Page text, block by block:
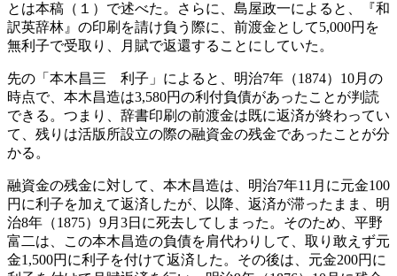
とは本稿（１）で述べた。さらに、島屋政一によると、『和
訳英辞林』の印刷を請け負う際に、前渡金として5,000円を
無利子で受取り、月賦で返還することにしていた。
先の「本木昌三 利子」によると、明治7年（1874）10月の
時点で、本木昌造は3,580円の利付負債があったことが判読
できる。つまり、辞書印刷の前渡金は既に返済が終わってい
て、残りは活版所設立の際の融資金の残金であったことが分
かる。
融資金の残金に対して、本木昌造は、明治7年11月に元金100
円に利子を加えて返済したが、以降、返済が滞ったまま、明
治8年（1875）9月3日に死去してしまった。そのため、平野
富二は、この本木昌造の負債を肩代わりして、取り敢えず元
金1,500円に利子を付けて返済した。その後は、元金200円に